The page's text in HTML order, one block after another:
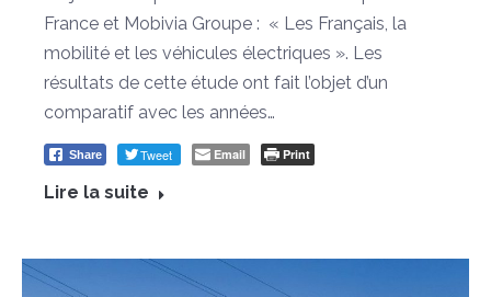
France et Mobivia Groupe : « Les Français, la
mobilité et les véhicules électriques ». Les
résultats de cette étude ont fait l’objet d’un
comparatif avec les années…
Share Tweet Email Print
Lire la suite